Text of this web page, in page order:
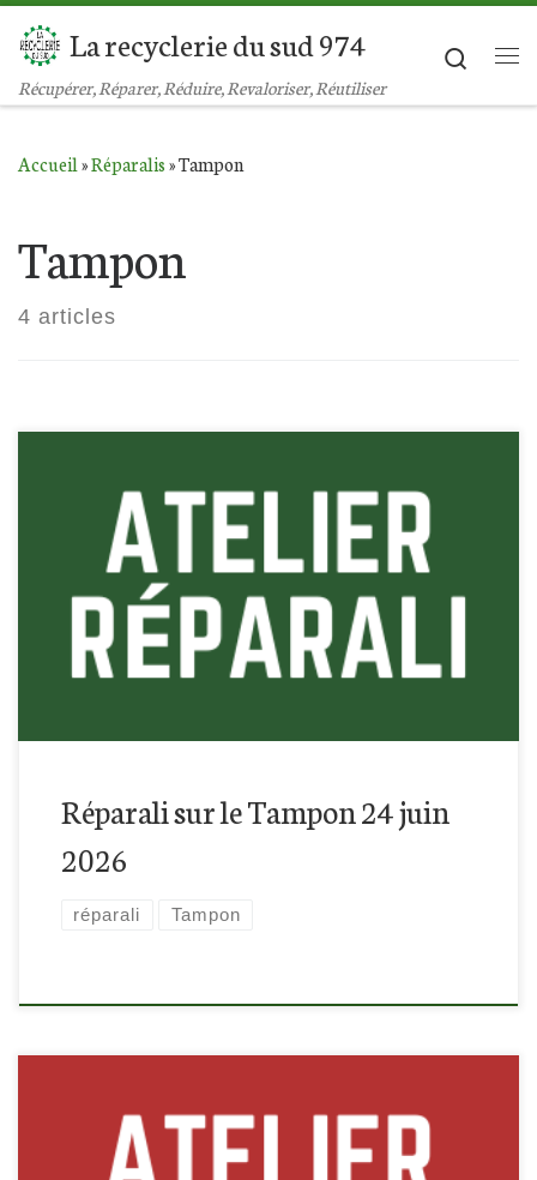
Passer au contenu
La recyclerie du sud 974
Récupérer, Réparer, Réduire, Revaloriser, Réutiliser
Search
Accueil»Réparalis»Tampon
Tampon
4 articles
Retrouvez-nous à la médiathèque du Tampon, tous les
derniers mercredis du mois :)
Réparali sur le Tampon 24 juin
2026
réparali Tampon